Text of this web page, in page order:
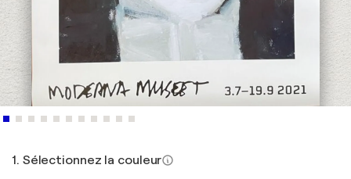
1. Sélectionnez la couleur